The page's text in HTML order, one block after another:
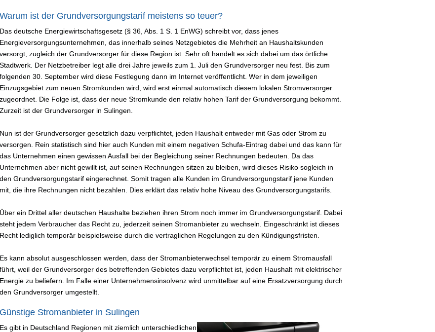
Warum ist der Grundversorgungstarif meistens so teuer?
Das deutsche Energiewirtschaftsgesetz (§ 36, Abs. 1 S. 1 EnWG) schreibt vor, dass jenes
Energieversorgungsunternehmen, das innerhalb seines Netzgebietes die Mehrheit an Haushaltskunden
versorgt, zugleich der Grundversorger für diese Region ist. Sehr oft handelt es sich dabei um das örtliche
Stadtwerk. Der Netzbetreiber legt alle drei Jahre jeweils zum 1. Juli den Grundversorger neu fest. Bis zum
folgenden 30. September wird diese Festlegung dann im Internet veröffentlicht. Wer in dem jeweiligen
Einzugsgebiet zum neuen Stromkunden wird, wird erst einmal automatisch diesem lokalen Stromversorger
zugeordnet. Die Folge ist, dass der neue Stromkunde den relativ hohen Tarif der Grundversorgung bekommt.
Zurzeit ist der Grundversorger in Sulingen.
Nun ist der Grundversorger gesetzlich dazu verpflichtet, jeden Haushalt entweder mit Gas oder Strom zu
versorgen. Rein statistisch sind hier auch Kunden mit einem negativen Schufa-Eintrag dabei und das kann für
das Unternehmen einen gewissen Ausfall bei der Begleichung seiner Rechnungen bedeuten. Da das
Unternehmen aber nicht gewillt ist, auf seinen Rechnungen sitzen zu bleiben, wird dieses Risiko sogleich in
den Grundversorgungstarif eingerechnet. Somit tragen alle Kunden im Grundversorgungstarif jene Kunden
mit, die ihre Rechnungen nicht bezahlen. Dies erklärt das relativ hohe Niveau des Grundversorgungstarifs.
Über ein Drittel aller deutschen Haushalte beziehen ihren Strom noch immer im Grundversorgungstarif. Dabei
steht jedem Verbraucher das Recht zu, jederzeit seinen Stromanbieter zu wechseln. Eingeschränkt ist dieses
Recht lediglich temporär beispielsweise durch die vertraglichen Regelungen zu den Kündigungsfristen.
Es kann absolut ausgeschlossen werden, dass der Stromanbieterwechsel temporär zu einem Stromausfall
führt, weil der Grundversorger des betreffenden Gebietes dazu verpflichtet ist, jeden Haushalt mit elektrischer
Energie zu beliefern. Im Falle einer Unternehmensinsolvenz wird unmittelbar auf eine Ersatzversorgung durch
den Grundversorger umgestellt.
Günstige Stromanbieter in Sulingen
Es gibt in Deutschland Regionen mit ziemlich unterschiedlichen